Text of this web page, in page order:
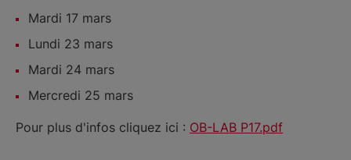
Mardi 17 mars
Lundi 23 mars
Mardi 24 mars
Mercredi 25 mars
Pour plus d'infos cliquez ici : OB-LAB P17.pdf